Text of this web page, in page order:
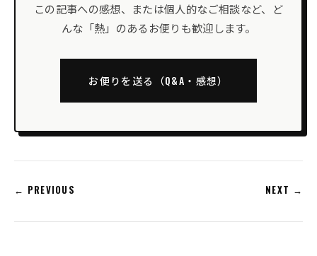
この記事への感想、または個人的なご相談など、ど
んな「熱」のあるお便りも歓迎します。
お便りを送る（Q&A・感想）
← PREVIOUS NEXT →